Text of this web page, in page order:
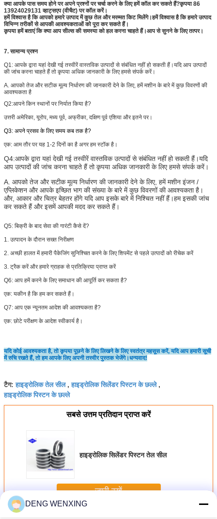
क्या आपके पास समय होने पर अपने प्रश्नों पर चर्चा करने के लिए हमें कॉल कर सकते हैं?कृपया 86
13924029131 व्हाट्सएप (वीचैट) पर कॉल करें।
हमें विश्वास है कि आपको हमारे उत्पाद में कुछ तेल और मरम्मत किट मिलेंगे।हमें विश्वास है कि हमारे उत्पाद
विभिन्न तरीकों से आपकी आवश्यकताओं को पूरा कर सकते हैं।
कृपया हमें बताएं कि क्या आप सील्स की समस्या को हल करना चाहते हैं।आप से सुनने के लिए तत्पर।
7. सामान्य प्रश्न
Q1: आपके द्वारा यहां देखी गई तस्वीरें वास्तविक उत्पादों से संबंधित नहीं हो सकती हैं।यदि आप उत्पादों
की जांच करना चाहते हैं तो कृपया अधिक जानकारी के लिए हमसे संपर्क करें।
A. आपको तेज और सटीक मूल्य निर्धारण की जानकारी देने के लिए, हमें मशीन के बारे में कुछ विवरणों की
आवश्यकता है
Q2:आपने किन स्थानों पर निर्यात किया है?
उत्तरी अमेरिका, यूरोप, मध्य पूर्व, अफ्रीका, दक्षिण पूर्व एशिया और इतने पर।
Q3: अपने प्रसव के लिए समय कब तक है?
एक: आम तौर पर यह 1-2 दिनों का है अगर हम स्टॉक है।
Q4:आपके द्वारा यहां देखी गई तस्वीरें वास्तविक उत्पादों से संबंधित नहीं हो सकती हैं।यदि
आप उत्पादों की जांच करना चाहते हैं तो कृपया अधिक जानकारी के लिए हमसे संपर्क करें।
A. आपको तेज और सटीक मूल्य निर्धारण की जानकारी देने के लिए, हमें मशीन इंजन /
एप्लिकेशन और आपके इच्छित भाग की संख्या के बारे में कुछ विवरणों की आवश्यकता है।
और, आकार और चित्र बेहतर होंगे यदि आप इसके बारे में निश्चित नहीं हैं।हम इसकी जांच
कर सकते हैं और इसमें आपकी मदद कर सकते हैं।
Q5: बिक्री के बाद सेवा की गारंटी कैसे दें?
1. उत्पादन के दौरान सख्त निरीक्षण
2. अच्छी हालत में हमारी पैकेजिंग सुनिश्चित करने के लिए शिपमेंट से पहले उत्पादों को रीचेक करें
3. ट्रैक करें और हमारे ग्राहक से प्रतिक्रिया प्राप्त करें
Q6: आप हमें करने के लिए समाधान की आपूर्ति कर सकता है?
एक: यकीन है कि हम कर सकते हैं।
Q7: आप एक न्यूनतम आदेश की आवश्यकता है?
एक: छोटे परीक्षण के आदेश स्वीकार्य है।
यदि कोई आवश्यकता है, तो कृपया पूछने के लिए लिखने के लिए स्वतंत्र महसूस करें, यदि आप हमारी सूची
में रुचि रखते हैं, तो हम आपके लिए अपनी तस्वीर पुस्तक भेजेंगे।धन्यवाद!
टैग:हाइड्रोलिक तेल सील,हाइड्रोलिक सिलेंडर पिस्टन के छल्ले,
हाइड्रोलिक पिस्टन के छल्ले
सबसे उत्तम प्रतिदान प्राप्त करें
हाइड्रोलिक सिलेंडर पिस्टन तेल सील
जारी रखें
DENG WENXING